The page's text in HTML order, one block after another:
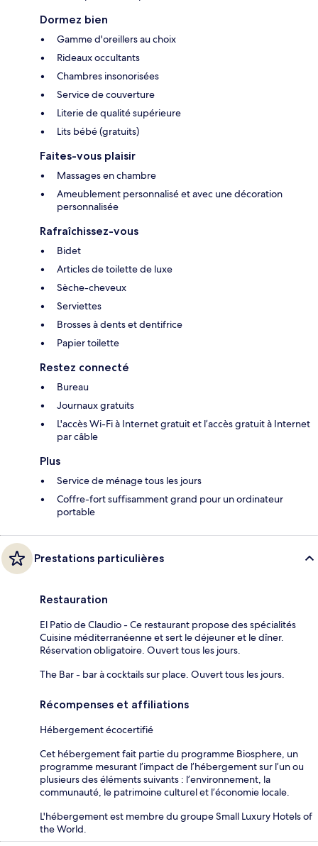
Dormez bien
Gamme d'oreillers au choix
Rideaux occultants
Chambres insonorisées
Service de couverture
Literie de qualité supérieure
Lits bébé (gratuits)
Faites-vous plaisir
Massages en chambre
Ameublement personnalisé et avec une décoration
personnalisée
Rafraîchissez-vous
Bidet
Articles de toilette de luxe
Sèche-cheveux
Serviettes
Brosses à dents et dentifrice
Papier toilette
Restez connecté
Bureau
Journaux gratuits
L'accès Wi-Fi à Internet gratuit et l’accès gratuit à Internet
par câble
Plus
Service de ménage tous les jours
Coffre-fort suffisamment grand pour un ordinateur
portable
Prestations particulières
Restauration
El Patio de Claudio - Ce restaurant propose des spécialités
Cuisine méditerranéenne et sert le déjeuner et le dîner.
Réservation obligatoire. Ouvert tous les jours.
The Bar - bar à cocktails sur place. Ouvert tous les jours.
Récompenses et affiliations
Hébergement écocertifié
Cet hébergement fait partie du programme Biosphere, un
programme mesurant l’impact de l’hébergement sur l’un ou
plusieurs des éléments suivants : l’environnement, la
communauté, le patrimoine culturel et l’économie locale.
L'hébergement est membre du groupe Small Luxury Hotels of
the World.